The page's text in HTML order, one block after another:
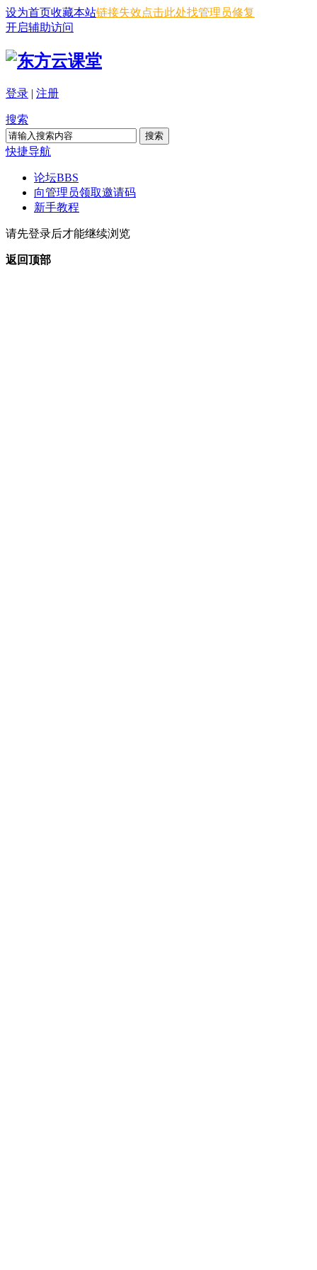
设为首页收藏本站链接失效点击此处找管理员修复
开启辅助访问
登录 | 注册
搜索
搜索
快捷导航
论坛BBS
向管理员领取邀请码
新手教程
请先登录后才能继续浏览
返回顶部